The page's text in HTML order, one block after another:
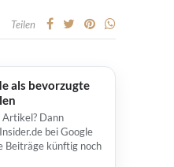
Teilen
als bevorzugte
Artikel? Dann
bei Google
Beiträge künftig noch